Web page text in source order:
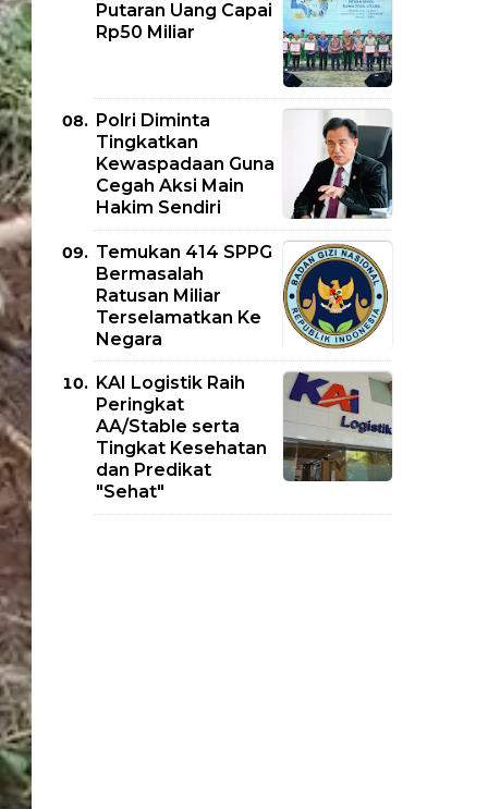
Putaran Uang Capai
Rp50 Miliar
Polri Diminta
Tingkatkan
Kewaspadaan Guna
Cegah Aksi Main
Hakim Sendiri
Temukan 414 SPPG
Bermasalah
Ratusan Miliar
Terselamatkan Ke
Negara
KAI Logistik Raih
Peringkat
AA/Stable serta
Tingkat Kesehatan
dan Predikat
"Sehat"